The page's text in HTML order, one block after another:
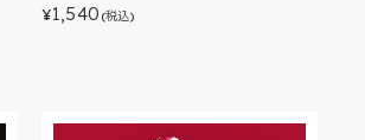
¥1,540 (税込)